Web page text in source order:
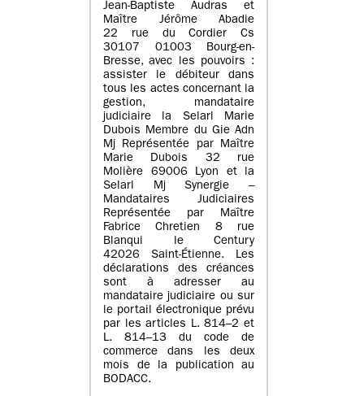
Jean-Baptiste Audras et
Maître Jérôme Abadie
22 rue du Cordier Cs
30107 01003 Bourg-en-
Bresse, avec les pouvoirs :
assister le débiteur dans
tous les actes concernant la
gestion, mandataire
judiciaire la Selarl Marie
Dubois Membre du Gie Adn
Mj Représentée par Maître
Marie Dubois 32 rue
Molière 69006 Lyon et la
Selarl Mj Synergie –
Mandataires Judiciaires
Représentée par Maître
Fabrice Chretien 8 rue
Blanqui le Century
42026 Saint-Étienne. Les
déclarations des créances
sont à adresser au
mandataire judiciaire ou sur
le portail électronique prévu
par les articles L. 814–2 et
L. 814–13 du code de
commerce dans les deux
mois de la publication au
BODACC.